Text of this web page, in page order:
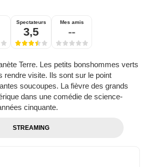
Spectateurs
3,5
Mes amis
--
Terre. Les petits bonshommes verts
rendre visite. Ils sont sur le point
soucoupes. La fièvre des grands
dans une comédie de science-
cinquante.
STREAMING